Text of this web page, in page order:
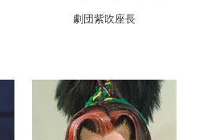
劇団紫吹座長